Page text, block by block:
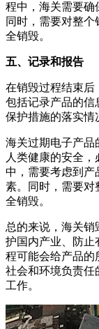
程中，海关需要确
同时，需要对整
全销毁。
五、记录和报告
在销毁过程结束后
包括记录产品的信
保护措施的落实情
海关过期电子产品
人类健康的安全
中，需要考虑到产
素。同时，需要对
全销毁。
总的来说，海关销
护国内产业、防止
程可能会给产品的
社会和环境负责任
工作。